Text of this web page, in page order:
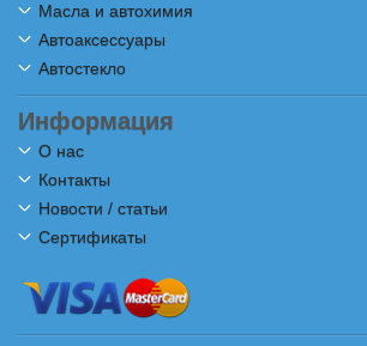
Масла и автохимия
Автоаксессуары
Автостекло
Информация
О нас
Контакты
Новости / статьи
Сертификаты